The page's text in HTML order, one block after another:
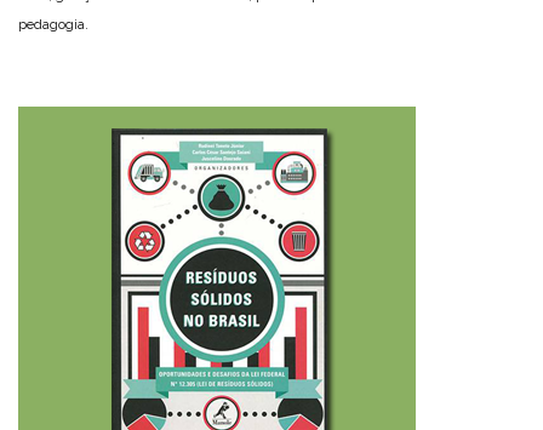
pedagogia.